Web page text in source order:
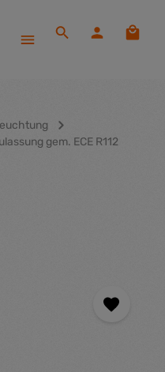
gem. ECE R112
0 von 5 Sternen